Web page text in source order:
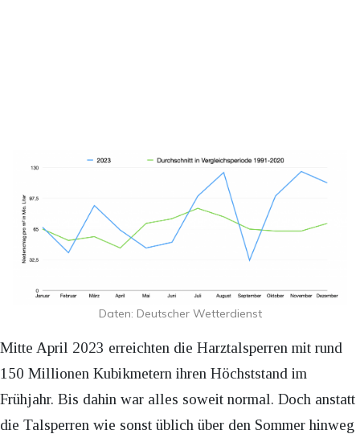
Daten: Deutscher Wetterdienst
Mitte April 2023 erreichten die Harztalsperren mit rund
150 Millionen Kubikmetern ihren Höchststand im
Frühjahr. Bis dahin war alles soweit normal. Doch anstatt
die Talsperren wie sonst üblich über den Sommer hinweg